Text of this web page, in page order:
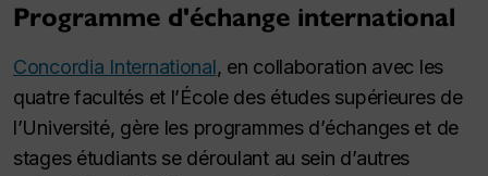
Programme d'échange international
Concordia International, en collaboration avec les
quatre facultés et l’École des études supérieures de
l’Université, gère les programmes d’échanges et de
stages étudiants se déroulant au sein d’autres